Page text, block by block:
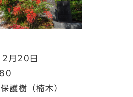
月20日
護樹（楠木）